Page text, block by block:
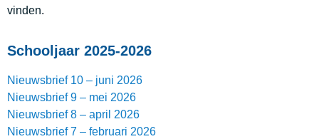
vinden.
Schooljaar 2025-2026
Nieuwsbrief 10 – juni 2026
Nieuwsbrief 9 – mei 2026
Nieuwsbrief 8 – april 2026
Nieuwsbrief 7 – februari 2026